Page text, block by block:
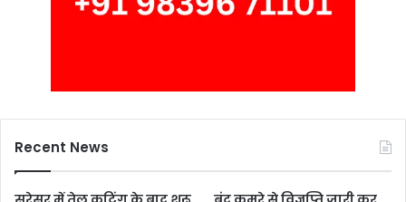
Recent News